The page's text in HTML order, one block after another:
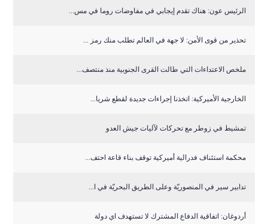
الرئيس عون: هناك تقدم إيجابي في مفاوضات روما في مس...
تحذير من قوى الأمن: لا جهة في العالم تطلب منك رمز ...
ملخص الاعتداءات التي طالت القرى الجنوبية منذ منتصف...
الخارجية الأميركية: اتخذنا إجراءات جديدة لقطع شريا...
تمشيط في زوطر مع تحركات لآليات جيش العدو
‏محكمة استئناف فدرالية أميركية توقف بناء قاعة احتف...
تدابير سير في المنصوريّة وعلى الطريق البحريّة في ا...
أردوغان: اتفاقية الدفاع المشترك لا تستهدف اي دولة